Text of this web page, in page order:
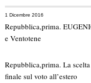
1 Dicembre 2016
Repubblica,prima.
e Ventotene
Repubblica,prima. La
finale sul voto all’estero